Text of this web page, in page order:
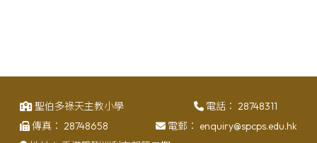
聖伯多祿天主教小學 電話： 28748311
傳真： 28748658 電郵： enquiry@spcps.edu.hk